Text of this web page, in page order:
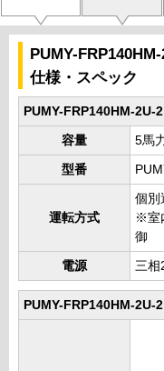
PUMY-
仕様・スペック
PUMY-FRP140HM-2U-
容量 5馬
型番
運転方式
個別
※室
御
電源 三相
PUMY-FRP140HM-2U-